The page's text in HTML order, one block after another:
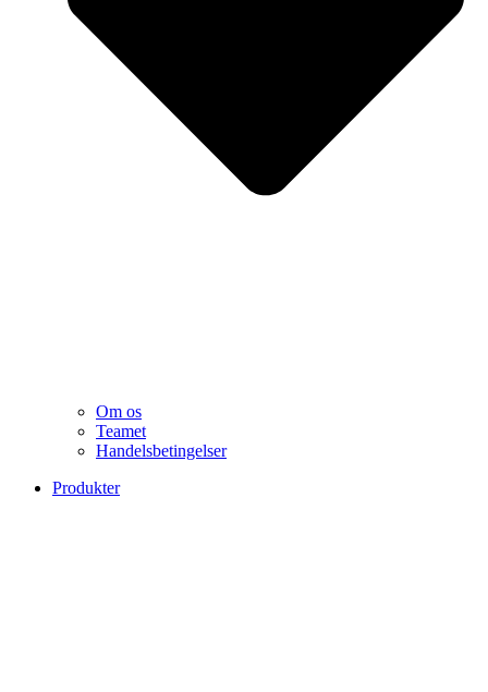
Om os
Teamet
Handelsbetingelser
Produkter